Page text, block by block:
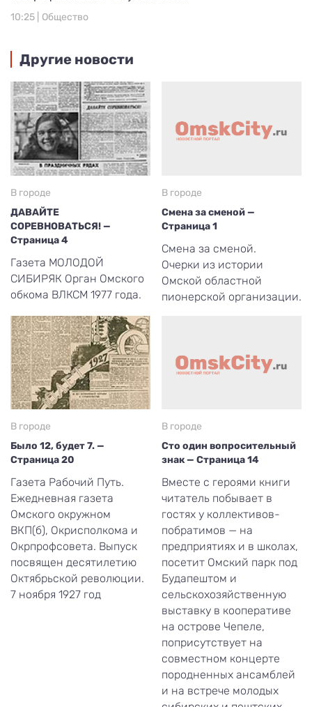
10:25 | Общество
Другие новости
В городе
ДАВАЙТЕ
СОРЕВНОВАТЬСЯ! —
Страница 4
Газета МОЛОДОЙ
СИБИРЯК Орган Омского
обкома ВЛКСМ 1977 года.
В городе
Смена за сменой —
Страница 1
Смена за сменой.
Очерки из истории
Омской областной
пионерской организации.
В городе
Было 12, будет 7. —
Страница 20
Газета Рабочий Путь.
Ежедневная газета
Омского окружном
ВКП(б), Окрисполкома и
Окрпрофсовета. Выпуск
посвящен десятилетию
Октябрьской революции.
7 ноября 1927 год
В городе
Сто один вопросительный
знак — Страница 14
Вместе с героями книги
читатель побывает в
гостях у коллективов-
побратимов — на
предприятиях и в школах,
посетит Омский парк под
Будапештом и
сельскохозяйственную
выставку в кооперативе
на острове Чепеле,
поприсутствует на
совместном концерте
породненных ансамблей
и на встрече молодых